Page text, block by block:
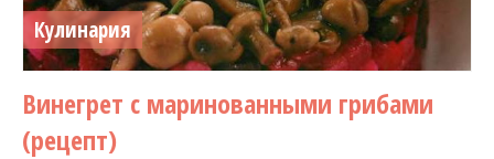
Кулинария
Винегрет с маринованными грибами
(рецепт)